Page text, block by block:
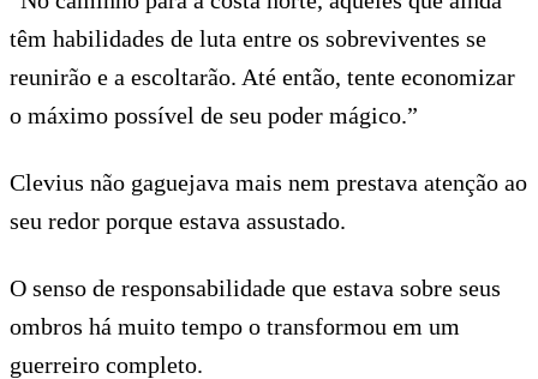
têm habilidades de luta entre os sobreviventes se
reunirão e a escoltarão. Até então, tente economizar
o máximo possível de seu poder mágico.”
Clevius não gaguejava mais nem prestava atenção ao
seu redor porque estava assustado.
O senso de responsabilidade que estava sobre seus
ombros há muito tempo o transformou em um
guerreiro completo.